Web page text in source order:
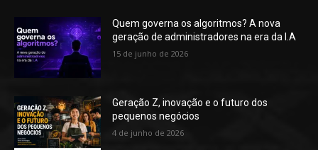
Quem governa os algoritmos? A nova
geração de administradores na era da I.A
15 de junho de 2026
Geração Z, inovação e o futuro dos
pequenos negócios
4 de junho de 2026